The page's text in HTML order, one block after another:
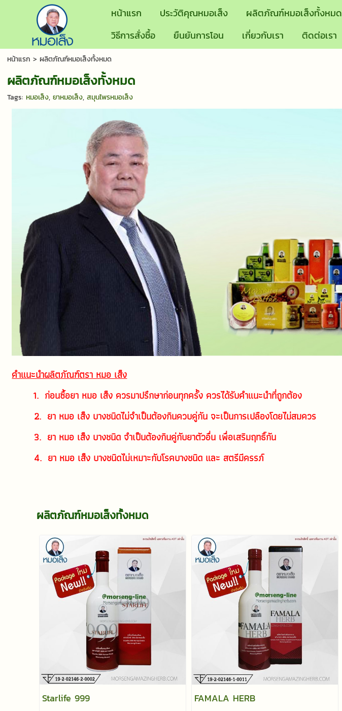
หน้าแรก ประวัติคุณหมอเส็ง ผลิตภัณฑ์หมอเส็งทั้งหมด
วิธีการสั่งซื้อ
ยืนยันการโอน เกี่ยวกับเรา ติดต่อเรา
หน้าแรก > ผลิตภัณฑ์หมอเส็งทั้งหมด
ผลิตภัณฑ์หมอเส็งทั้งหมด
Tags: หมอเส็ง, ยาหมอเส็ง, สมุนไพรหมอเส็ง
คำแนะนำผลิตภัณฑ์ตรา หมอ เส็ง
1.  ก่อนซื้อยา หมอ เส็ง ควรมาปรึกษาก่อนทุกครั้ง ควรได้รับคำแนะนำที่ถูกต้อง
2.  ยา หมอ เส็ง บางชนิดไม่จำเป็นต้องกินควบคู่กัน จะเป็นการเปลืองโดยไม่สมควร
3.  ยา หมอ เส็ง บางชนิด จำเป็นต้องกินคู่กับยาตัวอื่น เพื่อเสริมฤทธิ์กัน
4.  ยา หมอ เส็ง บางชนิดไม่เหมาะกับโรคบางชนิด และ สตรีมีครรภ์
ผลิตภัณฑ์หมอเส็งทั้งหมด
Starlife 999 FAMALA HERB